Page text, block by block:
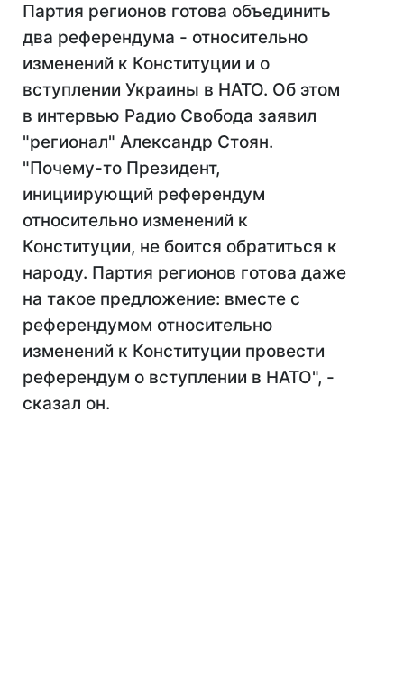
Партия регионов готова объединить
два референдума - относительно
изменений к Конституции и о
вступлении Украины в НАТО. Об этом
в интервью Радио Свобода заявил
"регионал" Александр Стоян.
"Почему-то Президент,
инициирующий референдум
относительно изменений к
Конституции, не боится обратиться к
народу. Партия регионов готова даже
на такое предложение: вместе с
референдумом относительно
изменений к Конституции провести
референдум о вступлении в НАТО", -
сказал он.